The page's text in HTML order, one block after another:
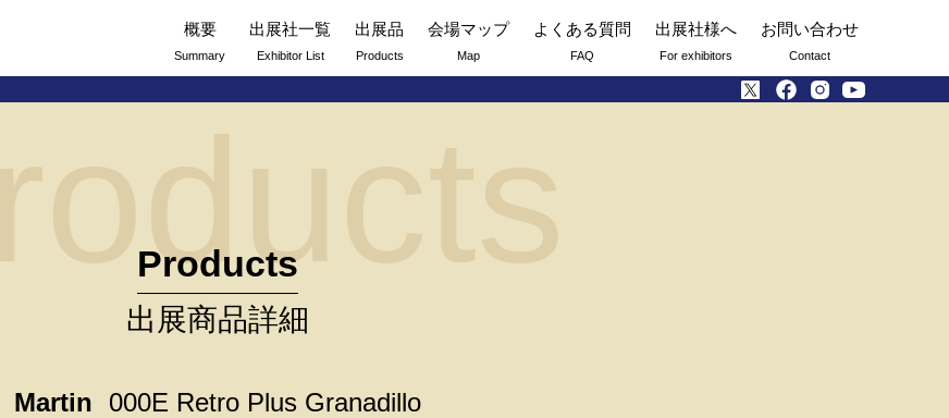
概要
Summary
出展社一覧
Exhibitor List
出展品
Products
会場マップ
Map
よくある質問
FAQ
出展社様へ
For exhibitors
お問い合わせ
Contact
Products
出展商品詳細
Martin 000E Retro Plus Granadillo